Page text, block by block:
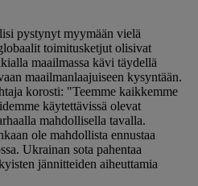
pystynyt myymään vielä
toimitusketjut olisivat
maailmassa kävi täydellä
maailmanlaajuiseen kysyntään.
korosti: "Teemme kaikkemme
käytettävissä olevat
mahdollisella tavalla.
ole mahdollista ennustaa
Ukrainan sota pahentaa
jännitteiden aiheuttamia